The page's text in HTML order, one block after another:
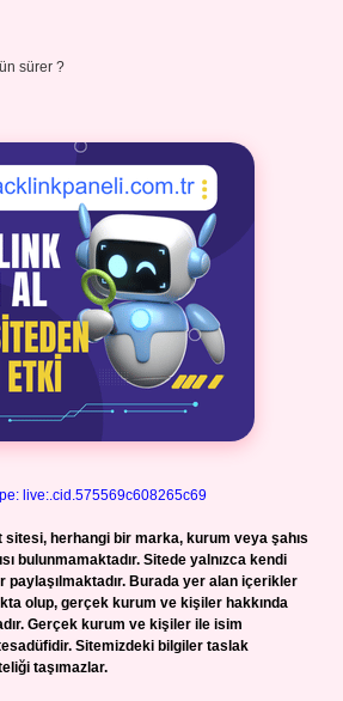
sürer ?
live:.cid.575569c608265c69
sitesi, herhangi bir marka, kurum veya şahıs
bulunmamaktadır. Sitede yalnızca kendi
paylaşılmaktadır. Burada yer alan içerikler
olup, gerçek kurum ve kişiler hakkında
Gerçek kurum ve kişiler ile isim
Sitemizdeki bilgiler taslak
taşımazlar.